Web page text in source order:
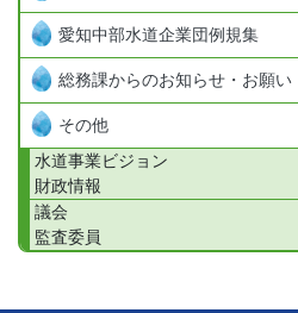
愛知中部水道企業団例規集
総務課からのお知らせ・お願い
その他
水道事業ビジョン
財政情報
議会
監査委員